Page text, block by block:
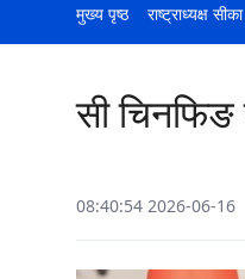
मुख्य पृष्ठ राष्ट्राध्यक्ष
सी चिनफिङ
08:40:54 2026-06-16